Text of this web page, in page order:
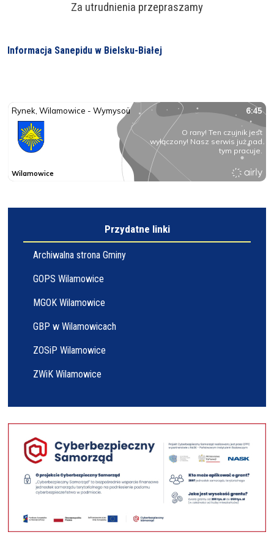
Za utrudnienia przepraszamy
Informacja Sanepidu w Bielsku-Białej
Przydatne linki
Archiwalna strona Gminy
GOPS Wilamowice
MGOK Wilamowice
GBP w Wilamowicach
ZOSiP Wilamowice
ZWiK Wilamowice